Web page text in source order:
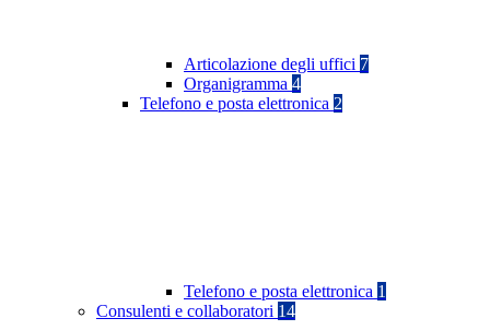
Articolazione degli uffici 7
Organigramma 4
Telefono e posta elettronica 2
Telefono e posta elettronica 1
Consulenti e collaboratori 14